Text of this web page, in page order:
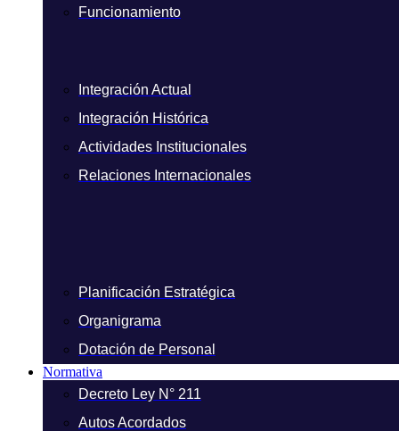
Funcionamiento
Integración Actual
Integración Histórica
Actividades Institucionales
Relaciones Internacionales
Planificación Estratégica
Organigrama
Dotación de Personal
Normativa
Decreto Ley N° 211
Autos Acordados